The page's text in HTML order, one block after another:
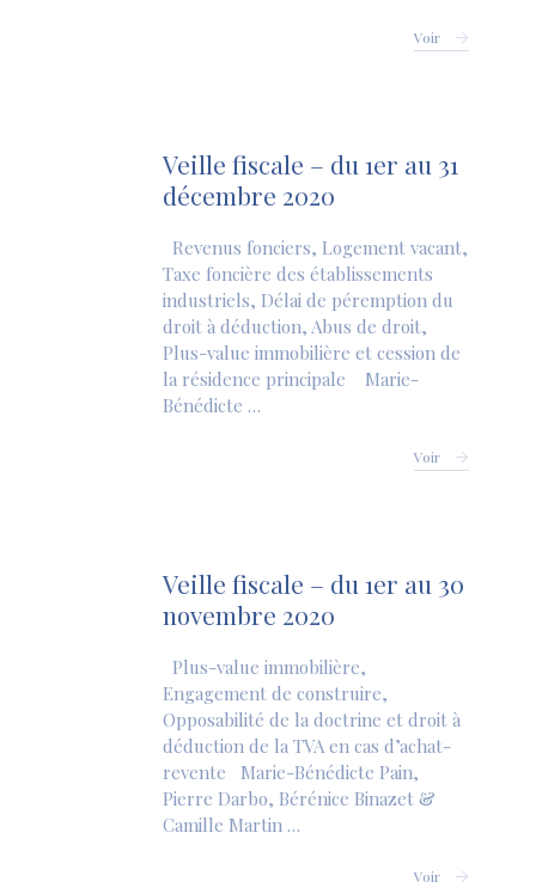
Voir
Veille fiscale – du 1er au 31
décembre 2020
Revenus fonciers, Logement vacant,
Taxe foncière des établissements
industriels, Délai de péremption du
droit à déduction, Abus de droit,
Plus-value immobilière et cession de
la résidence principale Marie-
Bénédicte …
Voir
Veille fiscale – du 1er au 30
novembre 2020
Plus-value immobilière,
Engagement de construire,
Opposabilité de la doctrine et droit à
déduction de la TVA en cas d’achat-
revente Marie-Bénédicte Pain,
Pierre Darbo, Bérénice Binazet &
Camille Martin …
Voir